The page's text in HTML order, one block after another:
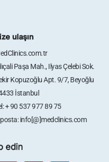
ulaşın
Paşa Mah., Ilyas Çelebi Sok.
Kopuzoğlu Apt. 9/7, Beyoğlu
İstanbul
+ 90 537 977 89 75
posta: info[@]medclinics.com
edin